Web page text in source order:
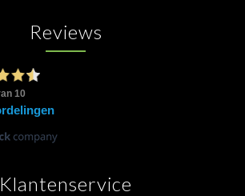
Reviews
Klantenservice